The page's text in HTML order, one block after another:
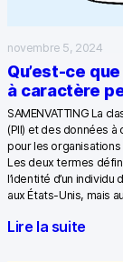
novembre 5, 2024
Qu’est-ce
à caractère
SAMENVATTING La
(PII) et des données
pour les
Les deux termes
l’identité d’un
aux États-Unis, mais
Lire la suite